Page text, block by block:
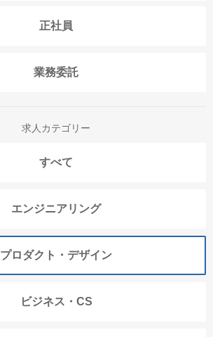
正社員
業務委託
求人カテゴリー
すべて
エンジニアリング
プロダクト・デザイン
ビジネス・CS